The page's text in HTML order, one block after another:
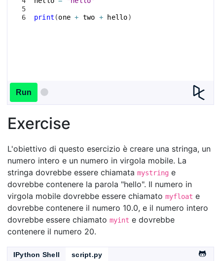
5
6
print (one + two + hello)
Run
Exercise
L'obiettivo di questo esercizio è creare una stringa, un
numero intero e un numero in virgola mobile. La
stringa dovrebbe essere chiamata mystring e
dovrebbe contenere la parola "hello". Il numero in
virgola mobile dovrebbe essere chiamato myfloat e
dovrebbe contenere il numero 10.0, e il numero intero
dovrebbe essere chiamato myint e dovrebbe
contenere il numero 20.
IPython Shell
script.py